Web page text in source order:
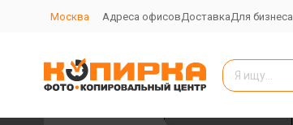
Москва Адреса офисов Доставка Для бизнеса